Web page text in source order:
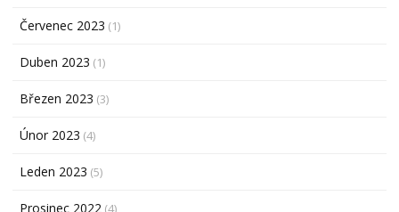
Červenec 2023 (1)
Duben 2023 (1)
Březen 2023 (3)
Únor 2023 (4)
Leden 2023 (5)
Prosinec 2022 (4)